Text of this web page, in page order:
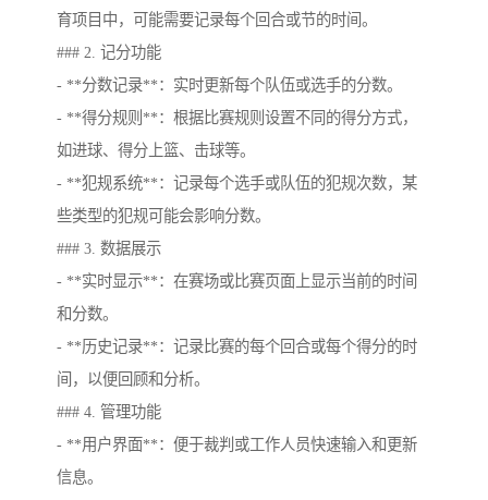
育项目中，可能需要记录每个回合或节的时间。
### 2. 记分功能
- **分数记录**：实时更新每个队伍或选手的分数。
- **得分规则**：根据比赛规则设置不同的得分方式，
如进球、得分上篮、击球等。
- **犯规系统**：记录每个选手或队伍的犯规次数，某
些类型的犯规可能会影响分数。
### 3. 数据展示
- **实时显示**：在赛场或比赛页面上显示当前的时间
和分数。
- **历史记录**：记录比赛的每个回合或每个得分的时
间，以便回顾和分析。
### 4. 管理功能
- **用户界面**：便于裁判或工作人员快速输入和更新
信息。